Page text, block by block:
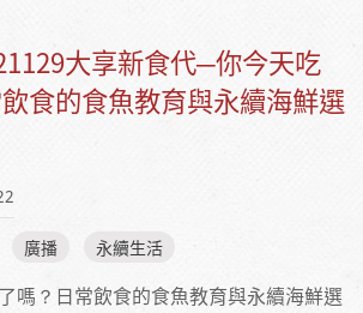
大享新食代─你今天吃
食的食魚教育與永續海鮮選
廣播 永續生活
嗎？日常飲食的食魚教育與永續海鮮選